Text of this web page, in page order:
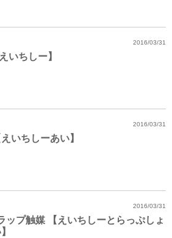
2016/03/31
いちしー】
2016/03/31
いちしーあい】
2016/03/31
ップ触媒 【えいちしーとらっぷしょ